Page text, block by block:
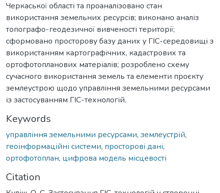
Черкаської області та проаналізовано стан
використання земельних ресурсів; виконано аналіз
топографо-геодезичної вивченості території;
сформовано просторову базу даних у ГІС-середовищі з
використанням картографічних, кадастрових та
ортофотопланових матеріалів; розроблено схему
сучасного використання земель та елементи проєкту
землеустрою щодо управління земельними ресурсами
із застосуванням ГІС-технологій.
Keywords
управління земельними ресурсами, землеустрій,
геоінформаційні системи, просторові дані,
ортофотоплан, цифрова модель місцевості
Citation